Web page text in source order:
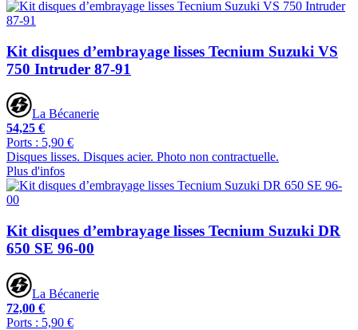
Kit disques d’embrayage lisses Tecnium Suzuki VS
750 Intruder 87-91
La Bécanerie
54,25 €
Ports : 5,90 €
Disques lisses. Disques acier. Photo non contractuelle.
Plus d'infos
Kit disques d’embrayage lisses Tecnium Suzuki DR
650 SE 96-00
La Bécanerie
72,00 €
Ports : 5,90 €